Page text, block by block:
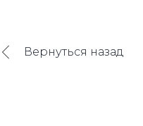
Вернуться назад